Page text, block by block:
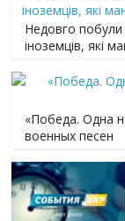
Недовго
іноземців, які
«Победа. Одна
военных песен